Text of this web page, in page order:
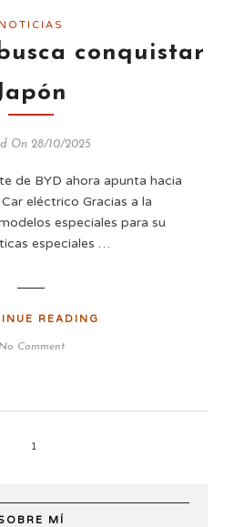
NOTICIAS
conquistar
On 28/10/2025
de BYD ahora apunta hacia
eléctrico Gracias a la
especiales para su
especiales …
READING
No Comment
1
MÍ